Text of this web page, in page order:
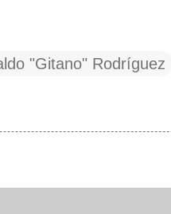
"Gitano" Rodríguez